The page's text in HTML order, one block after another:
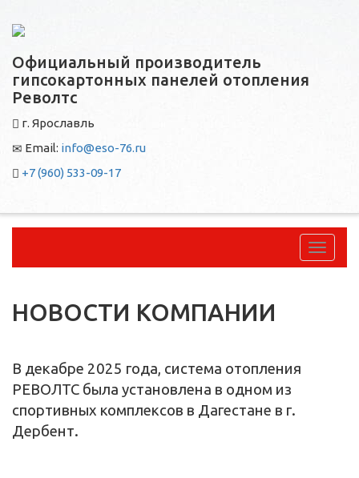
Официальный производитель
гипсокартонных панелей отопления
Револтс
г. Ярославль
Email: info@eso-76.ru
+7 (960) 533-09-17
НОВОСТИ КОМПАНИИ
В декабре 2025 года, система отопления
РЕВОЛТС была установлена в одном из
спортивных комплексов в Дагестане в г.
Дербент.